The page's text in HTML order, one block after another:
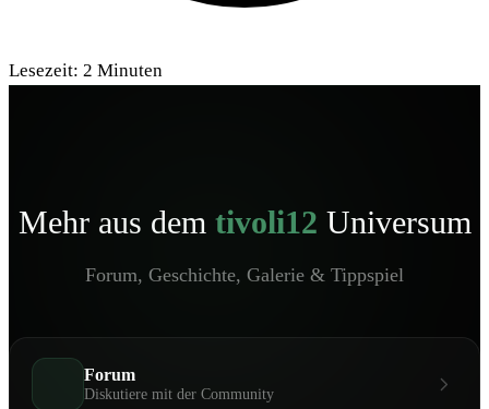
Lesezeit: 2 Minuten
Mehr aus dem tivoli12 Universum
Forum, Geschichte, Galerie & Tippspiel
Forum
Diskutiere mit der Community